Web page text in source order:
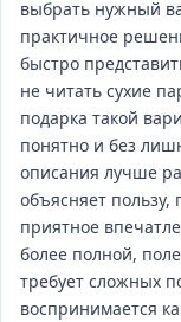
выбрать нужный
практичное
быстро
не читать сухие
подарка такой
понятно и без
описания лучше
объясняет
приятное
более полной,
требует сложных
воспринимается